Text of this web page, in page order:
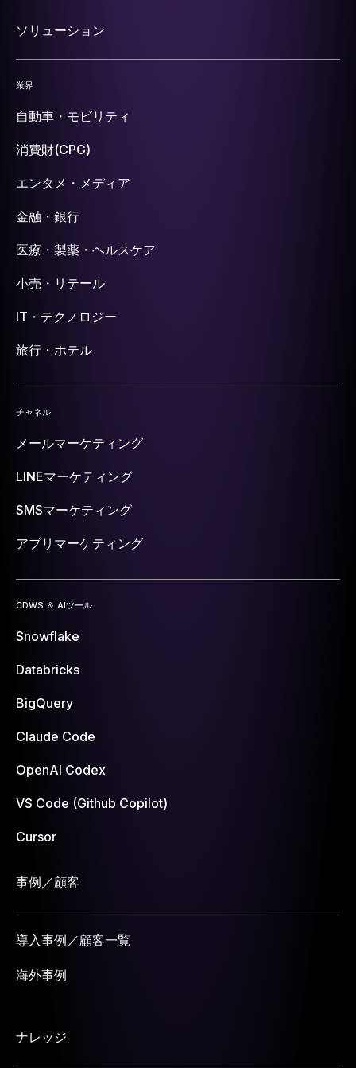
ソリューション
業界
自動車・モビリティ
消費財(CPG)
エンタメ・メディア
金融・銀行
医療・製薬・ヘルスケア
小売・リテール
IT・テクノロジー
旅行・ホテル
チャネル
メールマーケティング
LINEマーケティング
SMSマーケティング
アプリマーケティング
CDWS ＆ AIツール
Snowflake
Databricks
BigQuery
Claude Code
OpenAI Codex
VS Code (Github Copilot)
Cursor
事例／顧客
導入事例／顧客一覧
海外事例
ナレッジ